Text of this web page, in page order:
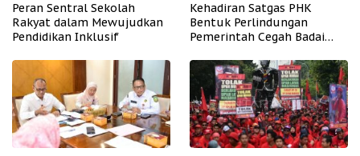
Peran Sentral Sekolah
Rakyat dalam Mewujudkan
Pendidikan Inklusif
Kehadiran Satgas PHK
Bentuk Perlindungan
Pemerintah Cegah Badai